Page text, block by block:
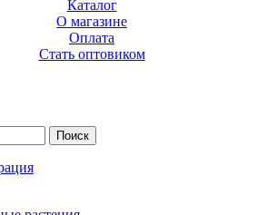
Каталог
О магазине
Оплата
Стать оптовиком
Поиск